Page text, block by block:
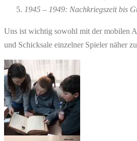
1945 – 1949: Nachkriegszeit bis
Uns ist wichtig sowohl mit der mobilen
und Schicksale einzelner Spieler näher